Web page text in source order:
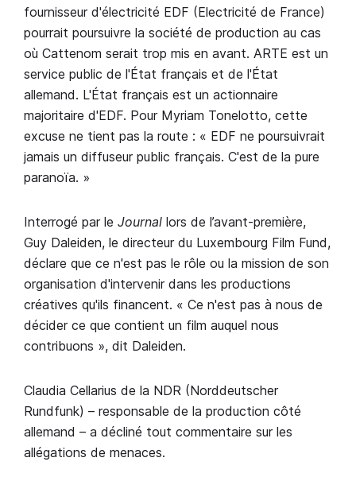
fournisseur d'électricité EDF (Electricité de France)
pourrait poursuivre la société de production au cas
où Cattenom serait trop mis en avant. ARTE est un
service public de l'État français et de l'État
allemand. L'État français est un actionnaire
majoritaire d'EDF. Pour Myriam Tonelotto, cette
excuse ne tient pas la route : « EDF ne poursuivrait
jamais un diffuseur public français. C'est de la pure
paranoïa. »
Interrogé par le Journal lors de l’avant-première,
Guy Daleiden, le directeur du Luxembourg Film Fund,
déclare que ce n'est pas le rôle ou la mission de son
organisation d'intervenir dans les productions
créatives qu'ils financent. « Ce n'est pas à nous de
décider ce que contient un film auquel nous
contribuons », dit Daleiden.
Claudia Cellarius de la NDR (Norddeutscher
Rundfunk) – responsable de la production côté
allemand – a décliné tout commentaire sur les
allégations de menaces.